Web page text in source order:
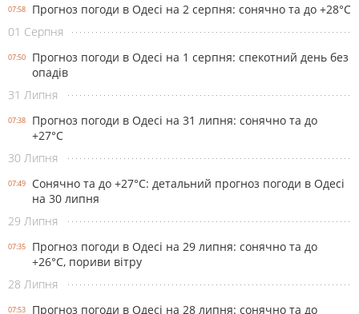
07:58
Прогноз погоди в Одесі на 2 серпня: сонячно та до +28°С
01 Серпня
07:50
Прогноз погоди в Одесі на 1 серпня: спекотний день без
опадів
31 Липня
07:38
Прогноз погоди в Одесі на 31 липня: сонячно та до
+27°С
30 Липня
07:49
Сонячно та до +27°С: детальний прогноз погоди в Одесі
на 30 липня
29 Липня
07:35
Прогноз погоди в Одесі на 29 липня: сонячно та до
+26°С, пориви вітру
28 Липня
07:53 Прогноз погоди в Одесі на 28 липня: сонячно та до